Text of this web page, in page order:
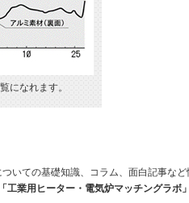
になれます。
いての基礎知識、コラム、面白記事な
「工業用ヒーター・電気炉マッチングラボ